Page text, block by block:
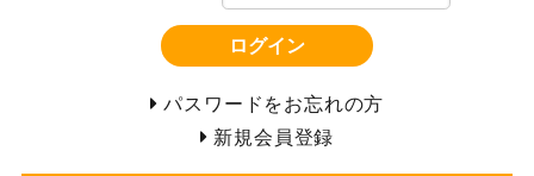
ログイン
パスワードをお忘れの方
新規会員登録